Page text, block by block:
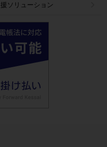
ソリューション